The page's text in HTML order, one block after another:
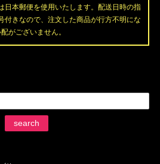
日本郵便を使用いたします。配送日時の指
付きなので、注文した商品が行方不明にな
がございません。
search